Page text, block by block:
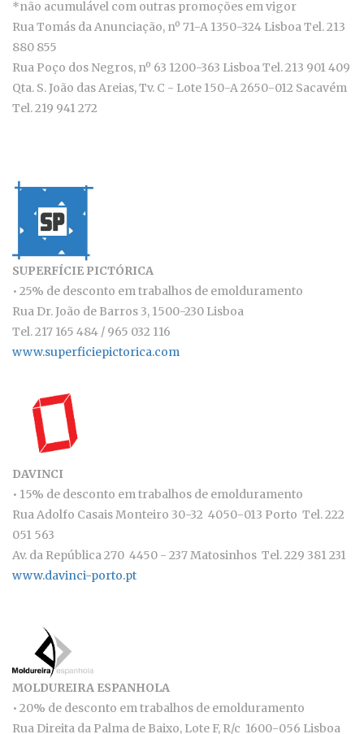
*não acumulável com outras promoções em vigor
Rua Tomás da Anunciação, nº 71-A 1350-324 Lisboa Tel. 213
880 855
Rua Poço dos Negros, nº 63 1200-363 Lisboa Tel. 213 901 409
Qta. S. João das Areias, Tv. C - Lote 150-A 2650-012 Sacavém
Tel. 219 941 272
SUPERFÍCIE PICTÓRICA
• 25% de desconto em trabalhos de emolduramento
Rua Dr. João de Barros 3, 1500-230 Lisboa
Tel. 217 165 484 / 965 032 116
www.superficiepictorica.com
DAVINCI
• 15% de desconto em trabalhos de emolduramento
Rua Adolfo Casais Monteiro 30-32 4050-013 Porto Tel. 222
051 563
Av. da República 270 4450 - 237 Matosinhos Tel. 229 381 231
www.davinci-porto.pt
MOLDUREIRA ESPANHOLA
• 20% de desconto em trabalhos de emolduramento
Rua Direita da Palma de Baixo, Lote F, R/c 1600-056 Lisboa